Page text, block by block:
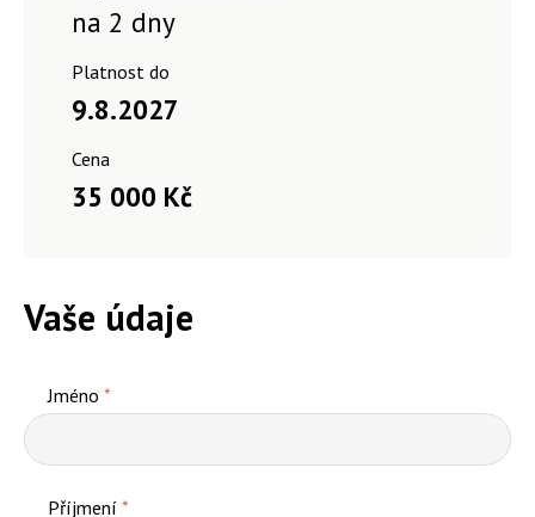
na 2 dny
Platnost do
9.8.2027
Cena
35 000 Kč
Vaše údaje
Jméno *
Příjmení *